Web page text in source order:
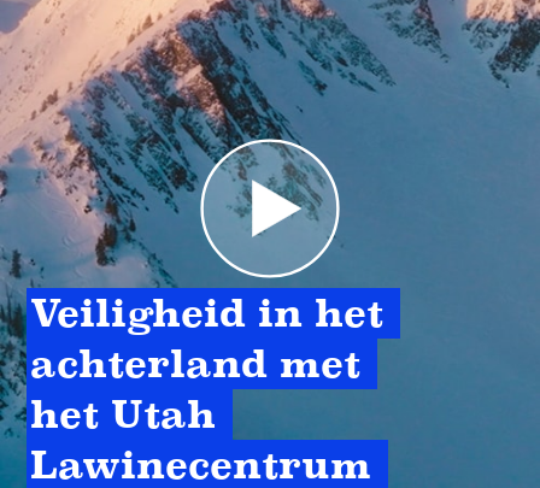
Veiligheid in het
achterland met
het Utah
Lawinecentrum